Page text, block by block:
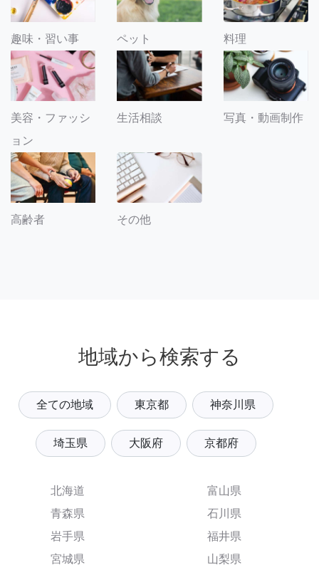
趣味・習い事 ペット 料理
美容・ファッシ
ョン
生活相談 写真・動画制作
高齢者 その他
地域から検索する
全ての地域 東京都 神奈川県
埼玉県 大阪府 京都府
北海道
青森県
岩手県
宮城県
富山県
石川県
福井県
山梨県